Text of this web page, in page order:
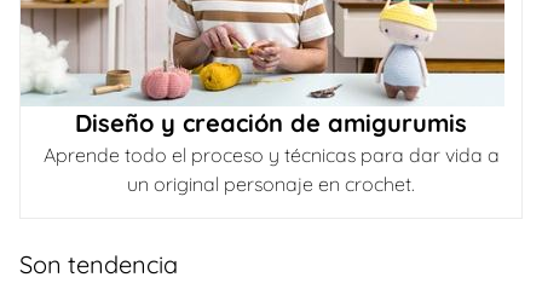
Diseño y creación de amigurumis
Aprende todo el proceso y técnicas para dar vida a
un original personaje en crochet.
Son tendencia